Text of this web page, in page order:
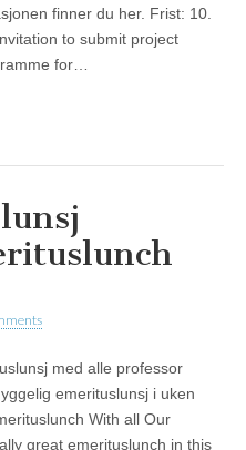
finner du her. Frist: 10.
to submit project
for…
med alle professor
emerituslunsj i uken
With all Our
great emerituslunch in this